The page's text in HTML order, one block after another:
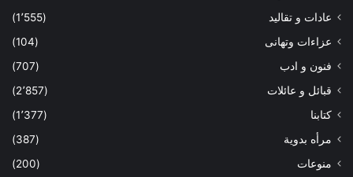
عادات و تقاليد
(1٬555)
عزاءات وتهانى
(104)
فنون و ادب
(707)
قبائل و عائلات
(2٬857)
كتابنا
(1٬377)
مرأه بدوية
(387)
منوعات
(200)